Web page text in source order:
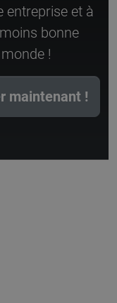
entreprise et à
bonne
!
maintenant !